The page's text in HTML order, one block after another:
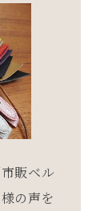
販ベル
の声を